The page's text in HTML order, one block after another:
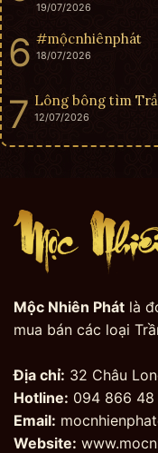
19/07/2026
#mộcnhiênphát
18/07/2026
Lông bông tìm
12/07/2026
Mộc Nhiên Phát là
mua bán các loại
Địa chỉ: 32 Châu
Hotline: 094 866 48
Email:
Website: